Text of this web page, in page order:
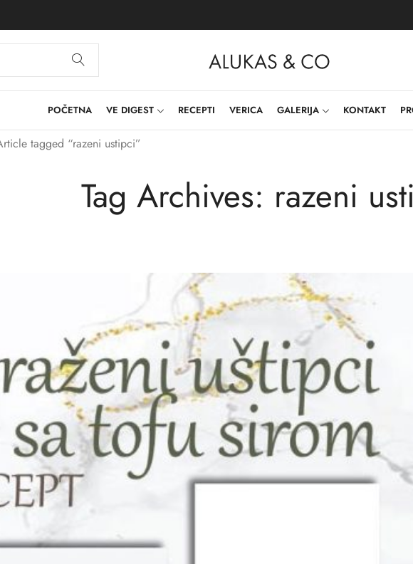
POČETNA VE DIGEST RECEPTI VERICA GALERIJA KONTAKT
Tag Archives: razeni
tagged “razeni ustipci”